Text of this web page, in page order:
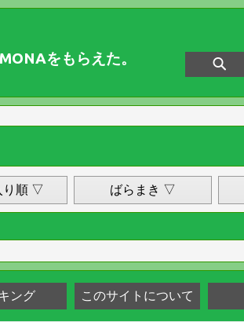
をもらえた。
り順 ▽ ばらまき ▽
ング このサイトについて